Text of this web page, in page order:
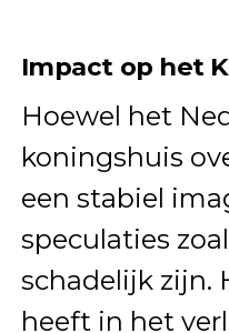
Impact op het
Hoewel het
koningshuis
een stabiel
speculaties
schadelijk zijn.
heeft in het